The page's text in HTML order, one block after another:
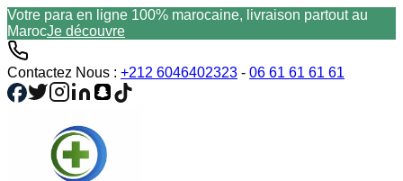
Votre para en ligne 100% marocaine, livraison partout au
MarocJe découvre
Contactez Nous : +212 6046402323 - 06 61 61 61 61